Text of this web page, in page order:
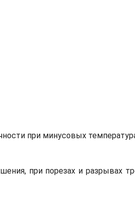
при минусовых
при порезах и разрывах